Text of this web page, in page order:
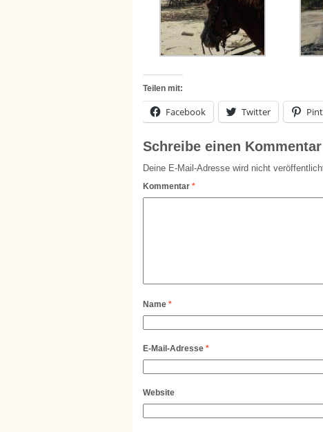
Teilen mit:
Facebook Twitter
Schreibe einen Kommentar
Deine E-Mail-Adresse wird nicht
Kommentar *
Name *
E-Mail-Adresse *
Website